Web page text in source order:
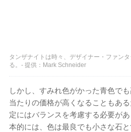
タンザナイトは時々、デザイナー・ファン
る。- 提供：Mark Schneider
しかし、すみれ色がかった青色で
当たりの価格が高くなることもあ
定にはバランスを考慮する必要が
本的には、色は最良でも小さな石